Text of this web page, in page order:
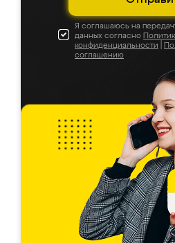
Я соглашаюсь на
данных согласно
конфиденциальности
соглашению